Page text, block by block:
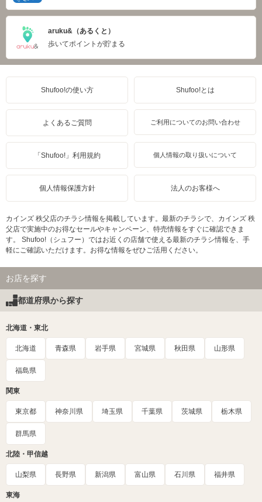
aruku&（あるくと）
歩いてポイントが貯まる
Shufoo!の使い方 Shufoo!とは
よくあるご質問 ご利用についてのお問い合わせ
「Shufoo!」利用規約 個人情報の取り扱いについて
個人情報保護方針 法人のお客様へ
カインズ 秩父店のチラシ情報を掲載しています。最新のチラシで、カインズ 秩
父店で実施中のお得なセールやキャンペーン、特売情報をすぐに確認できま
す。 Shufoo!（シュフー）ではお近くの店舗で使える最新のチラシ情報を、手
軽にご確認いただけます。お得な情報をぜひご活用ください。
お店を探す
都道府県から探す
北海道・東北
北海道 青森県 岩手県 宮城県 秋田県 山形県
福島県
関東
東京都 神奈川県 埼玉県 千葉県 茨城県 栃木県
群馬県
北陸・甲信越
山梨県 長野県 新潟県 富山県 石川県 福井県
東海